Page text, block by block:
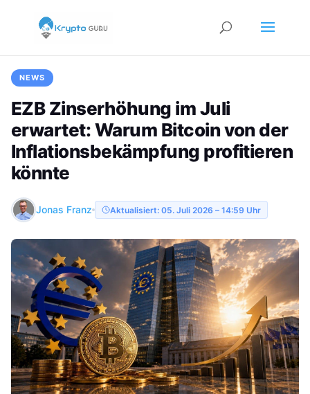
NEWS
EZB Zinserhöhung im Juli
erwartet: Warum Bitcoin von der
Inflationsbekämpfung profitieren
könnte
Jonas Franz Aktualisiert: 05. Juli 2026 – 14:59 Uhr